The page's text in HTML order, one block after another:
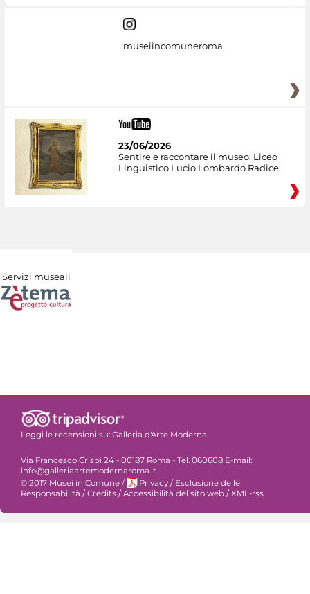
museiincomuneroma
23/06/2026
Sentire e raccontare il museo: Liceo
Linguistico Lucio Lombardo Radice
Servizi museali
Leggi le recensioni su: Galleria d'Arte Moderna
Via Francesco Crispi 24 - 00187 Roma - Tel. 060608 E-mail:
info@galleriaartemodernaroma.it
© 2017 Musei in Comune / Privacy / Esclusione delle
Responsabilità /Credits /Accessibilità del sito web /XML-rss